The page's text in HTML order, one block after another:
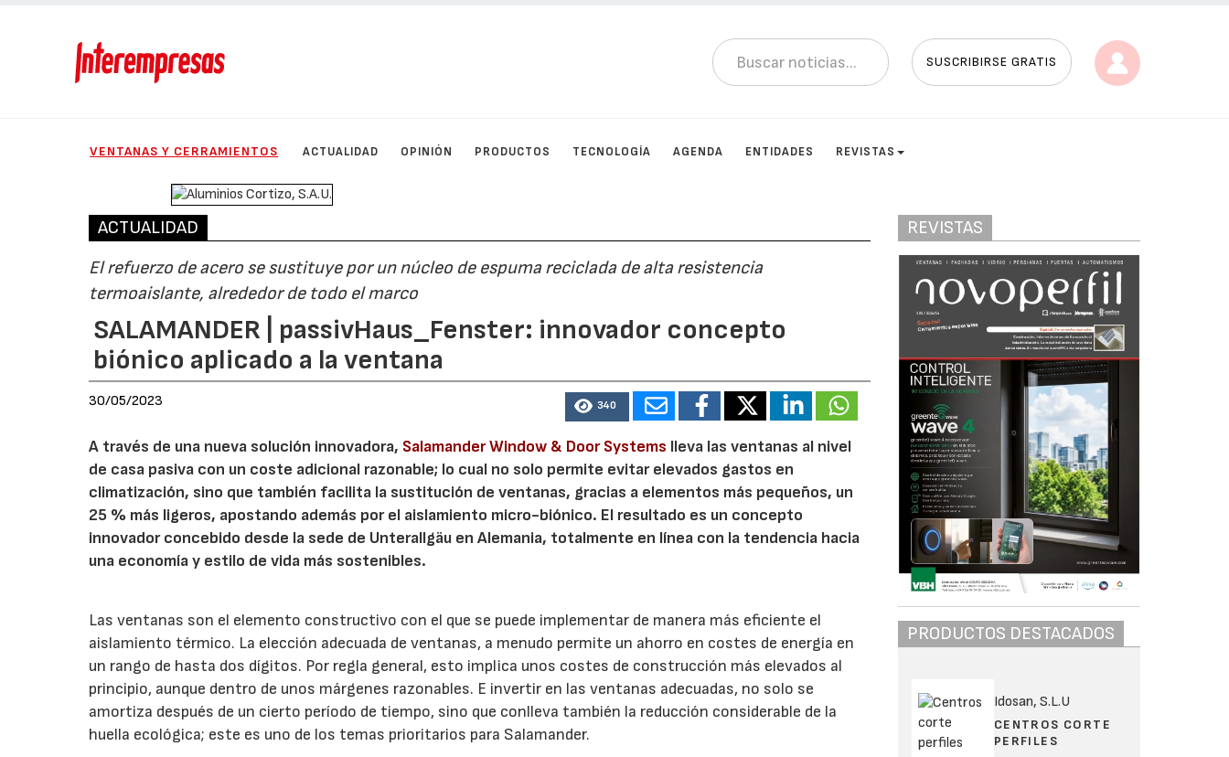
SUSCRIBIRSE GRATIS
VENTANAS Y CERRAMIENTOS ACTUALIDAD OPINIÓN PRODUCTOS TECNOLOGÍA AGENDA ENTIDADES REVISTAS
ACTUALIDAD
El refuerzo de acero se sustituye por un núcleo de espuma reciclada de alta resistencia
termoaislante, alrededor de todo el marco
SALAMANDER | passivHaus_Fenster: innovador concepto
biónico aplicado a la ventana
30/05/2023 340
A través de una nueva solución innovadora, Salamander Window & Door Systems lleva las ventanas al nivel
de casa pasiva con un coste adicional razonable; lo cual no solo permite evitar elevados gastos en
climatización, sino que también facilita la sustitución de ventanas, gracias a elementos más pequeños, un
25 % más ligeros, apostando además por el aislamiento micro-biónico. El resultado es un concepto
innovador concebido desde la sede de Unterallgäu en Alemania, totalmente en línea con la tendencia hacia
una economía y estilo de vida más sostenibles.
Las ventanas son el elemento constructivo con el que se puede implementar de manera más eficiente el
aislamiento térmico. La elección adecuada de ventanas, a menudo permite un ahorro en costes de energía en
un rango de hasta dos dígitos. Por regla general, esto implica unos costes de construcción más elevados al
principio, aunque dentro de unos márgenes razonables. E invertir en las ventanas adecuadas, no solo se
amortiza después de un cierto período de tiempo, sino que conlleva también la reducción considerable de la
huella ecológica; este es uno de los temas prioritarios para Salamander.
REVISTAS
PRODUCTOS DESTACADOS
Idosan, S.L.U
CENTROS CORTE
PERFILES